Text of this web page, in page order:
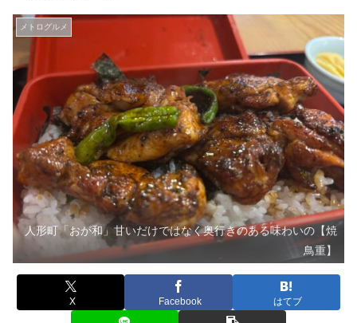
メトログルメ
人形町「おが和」甘いだけではなく奥行きのある味わいの【焼
鳥重】
X Facebook はてブ